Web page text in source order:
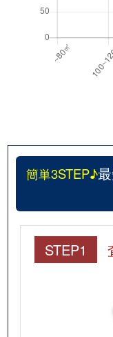
簡単3STEP♪
STEP1